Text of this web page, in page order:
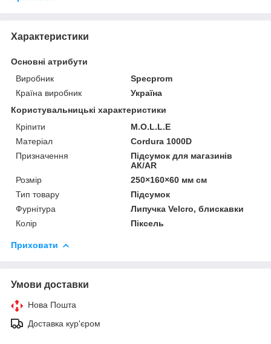
Характеристики
Основні атрибути
Виробник
Specprom
Країна виробник
Україна
Користувальницькі характеристики
Кріпити
M.O.L.L.E
Матеріал
Cordura 1000D
Призначення
Підсумок для магазинів
АК/AR
Розмір
250×160×60 мм см
Тип товару
Підсумок
Фурнітура
Липучка Velcro, блискавки
Колір
Піксель
Приховати
Умови доставки
Нова Пошта
Доставка кур'єром